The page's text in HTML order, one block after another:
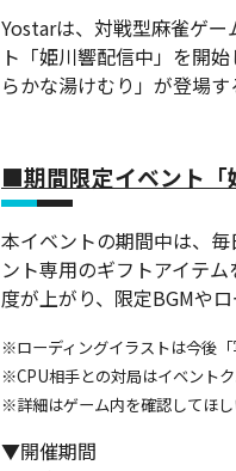
Yostarは、対戦型麻雀ゲ
ト「姫川響配信中」を開
らかな湯けむり」が登場す
■期間限定イベント「
本イベントの期間中は、
ント専用のギフトアイテ
度が上がり、限定BGMや
※ローディングイラストは今後「
※CPU相手との対局はイベントク
※詳細はゲーム内を確認してほし
▼開催期間